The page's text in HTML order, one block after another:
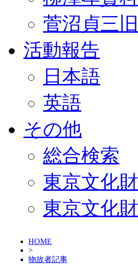
菅沼貞三
活動報告
日本語
英語
その他
総合検索
東京文化
東京文化
HOME
>
物故者記事